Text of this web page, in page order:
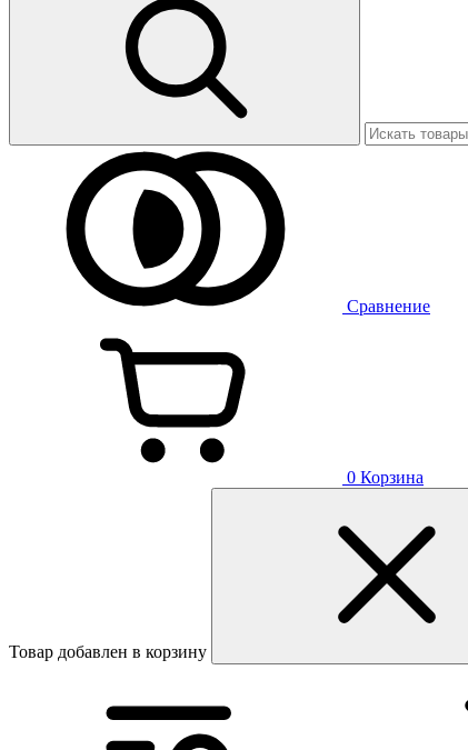
Сравнение
0 Корзина
Товар добавлен в корзину